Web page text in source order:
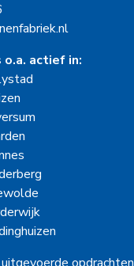
o.a. actief in: